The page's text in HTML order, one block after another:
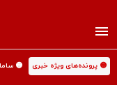
🟡 پرونده‌های ویژه خبری 🟡